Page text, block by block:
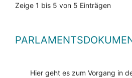
Zeige 1 bis 5 von 5 Einträgen
Hier geht es zum Vorgang in